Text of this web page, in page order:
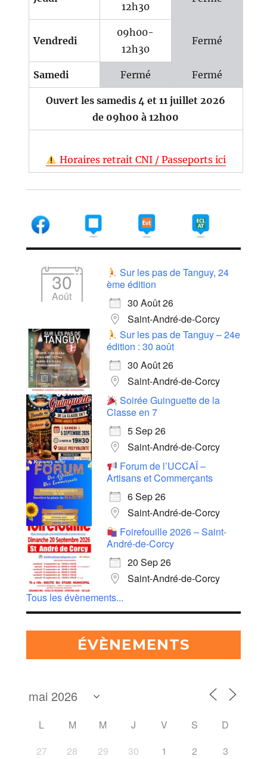
12h30
Vendredi
09h00-
12h30
Fermé
Samedi Fermé Fermé
Ouvert les samedis 4 et 11 juillet 2026
de 09h00 à 12h00
Horaires retrait CNI / Passeports ici
30
Août
Sur les pas de Tanguy, 24
ème édition
30 Août 26
Saint-André-de-Corcy
Sur les pas de Tanguy – 24e
édition : 30 août
30 Août 26
Saint-André-de-Corcy
Soirée Guinguette de la
Classe en 7
5 Sep 26
Saint-André-de-Corcy
Forum de l’UCCAÏ –
Artisans et Commerçants
6 Sep 26
Saint-André-de-Corcy
Foirefouille 2026 – Saint-
André-de-Corcy
20 Sep 26
Saint-André-de-Corcy
Tous les évènements...
ÉVÈNEMENTS
L M M J V S
D
27
28 29 30 1 2 3